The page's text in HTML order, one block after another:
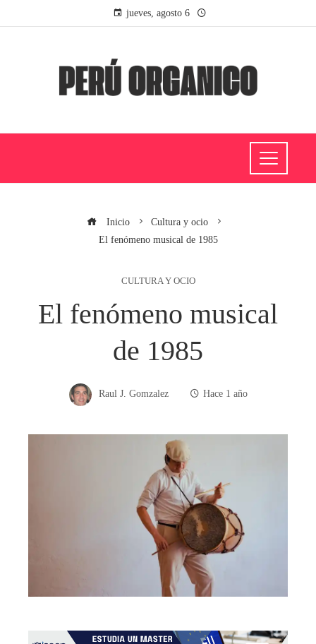
jueves, agosto 6
Inicio
Cultura y ocio
El fenómeno musical de 1985
CULTURA Y OCIO
El fenómeno musical
de 1985
Raul J. Gomzalez Hace 1 año